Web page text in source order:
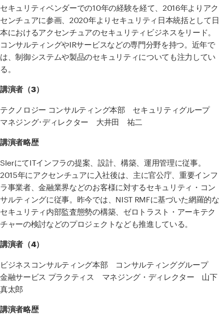
セキュリティベンダーでの10年の経験を経て、2016年よりアク
センチュアに参画、2020年よりセキュリティ日本統括として日
本におけるアクセンチュアのセキュリティビジネスをリード。
コンサルティングやIRサービスなどの専門分野を持つ。近年で
は、制御システムや製品のセキュリティについても注力してい
る。
講演者（3）
テクノロジー コンサルティング本部 セキュリティグループ
マネジング･ディレクター 大井田 祐二
講演者略歴
SIerにてITインフラの提案、設計、構築、運用管理に従事。
2015年にアクセンチュアに入社後は、主に官公庁、重要インフ
ラ事業者、金融業界などのお客様に対するセキュリティ・コン
サルティングに従事。昨今では、NIST RMFに基づいた網羅的な
セキュリティ内部監査態勢の構築、ゼロトラスト・アーキテク
チャーの検討などのプロジェクトなども推進している。
講演者（4）
ビジネスコンサルティング本部 コンサルティンググループ
金融サービス プラクティス マネジング・ディレクター 山下
真太郎
講演者略歴